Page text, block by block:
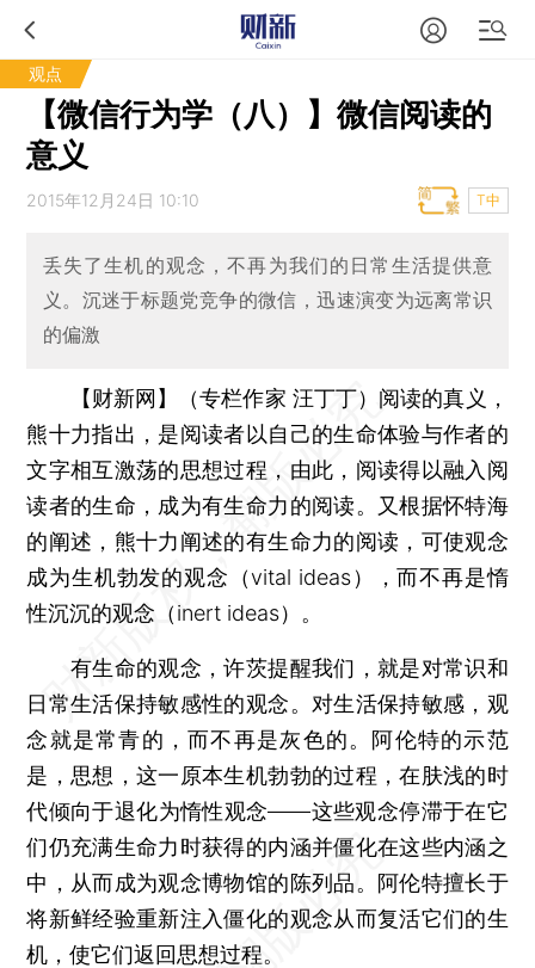
观点
【微信行为学（八）】微信阅读的
意义
2015年12月24日 10:10 T中
丢失了生机的观念，不再为我们的日常生活提供意
义。沉迷于标题党竞争的微信，迅速演变为远离常识
的偏激
【财新网】（专栏作家 汪丁丁） 阅读的真义，
熊十力指出，是阅读者以自己的生命体验与作者的
文字相互激荡的思想过程，由此，阅读得以融入阅
读者的生命，成为有生命力的阅读。又根据怀特海
的阐述，熊十力阐述的有生命力的阅读，可使观念
成为生机勃发的观念（vital ideas），而不再是惰
性沉沉的观念（inert ideas）。
有生命的观念，许茨提醒我们，就是对常识和
日常生活保持敏感性的观念。对生活保持敏感，观
念就是常青的，而不再是灰色的。阿伦特的示范
是，思想，这一原本生机勃勃的过程，在肤浅的时
代倾向于退化为惰性观念——这些观念停滞于在它
们仍充满生命力时获得的内涵并僵化在这些内涵之
中，从而成为观念博物馆的陈列品。阿伦特擅长于
将新鲜经验重新注入僵化的观念从而复活它们的生
机，使它们返回思想过程。